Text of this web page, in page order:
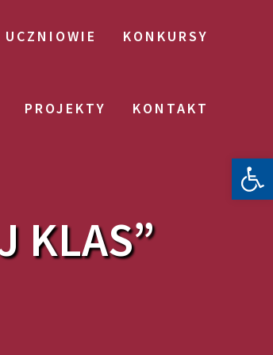
UCZNIOWIE KONKURSY
PROJEKTY KONTAKT
KLAS”